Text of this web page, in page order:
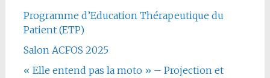
Programme d’Education Thérapeutique du
Patient (ETP)
Salon ACFOS 2025
« Elle entend pas la moto » – Projection et